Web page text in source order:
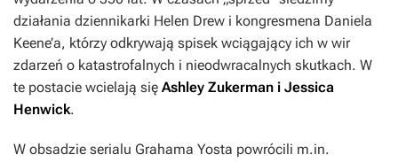
działania dziennikarki Helen Drew i kongresmena Daniela
Keene’a, którzy odkrywają spisek wciągający ich w wir
zdarzeń o katastrofalnych i nieodwracalnych skutkach. W
te postacie wcielają się Ashley Zukerman i Jessica
Henwick.
W obsadzie serialu Grahama Yosta powrócili m.in.